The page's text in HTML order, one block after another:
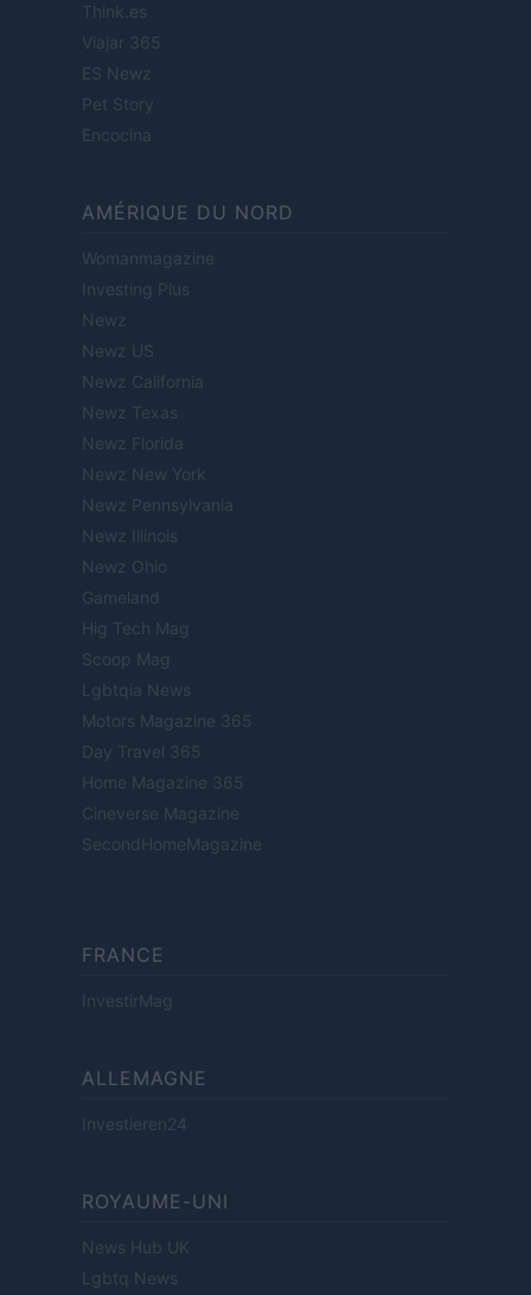
Think.es
Viajar 365
ES Newz
Pet Story
Encocina
AMÉRIQUE DU NORD
Womanmagazine
Investing Plus
Newz
Newz US
Newz California
Newz Texas
Newz Florida
Newz New York
Newz Pennsylvania
Newz Illinois
Newz Ohio
Gameland
Hig Tech Mag
Scoop Mag
Lgbtqia News
Motors Magazine 365
Day Travel 365
Home Magazine 365
Cineverse Magazine
SecondHomeMagazine
FRANCE
InvestirMag
ALLEMAGNE
Investieren24
ROYAUME-UNI
News Hub UK
Lgbtq News